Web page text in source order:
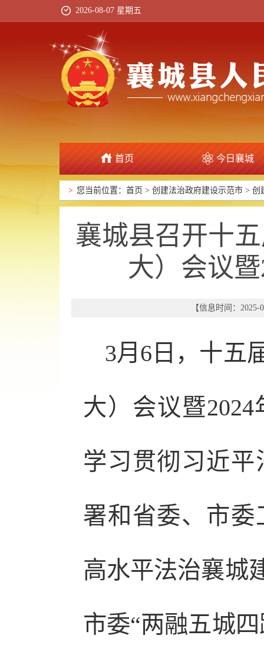
2026-08-07 星期五
首页 今日襄城
政府信息公开
> 您当前位置： 首页 > 创建法治政府建设示范市 > 创
襄城县召开十
大）会议
【信息时间：
3月6日，十五
大）会议暨
学习贯彻习近
署和省委、市
高水平法治襄城
市委“两融五城